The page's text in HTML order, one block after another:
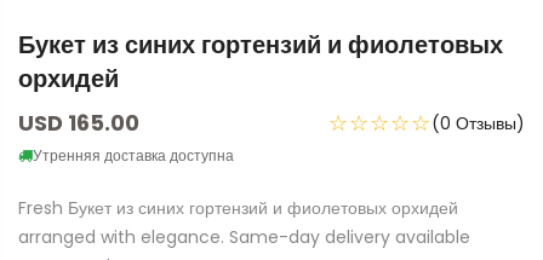
Букет из синих гортензий и фиолетовых
орхидей
USD 165.00
Утренняя доставка доступна
☆☆☆☆☆(0 Отзывы)
Fresh Букет из синих гортензий и фиолетовых орхидей
arranged with elegance. Same-day delivery available